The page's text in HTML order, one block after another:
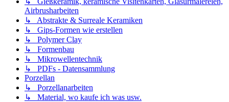
Airbrusharbeiten
↳ Abstrakte & Surreale Keramiken
↳ Gips-Formen wie erstellen
↳ Polymer Clay
↳ Formenbau
↳ Mikrowellentechnik
↳ PDFs - Datensammlung
Porzellan
↳ Porzellanarbeiten
↳ Material, wo kaufe ich was usw.